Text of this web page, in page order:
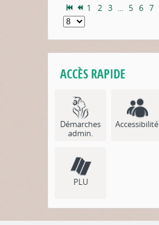
1 2 3 ... 5 6 7
ACCÈS RAPIDE
Démarches
admin.
Accessibilité
PLU